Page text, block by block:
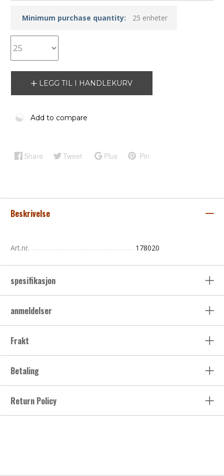
Minimum purchase quantity: 25 enheter
LEGG TIL I HANDLEKURV
Add to compare
Share Tweet Plus Pin
Beskrivelse
Art.nr. 178020
spesifikasjon
anmeldelser
Frakt
Betaling
Return Policy